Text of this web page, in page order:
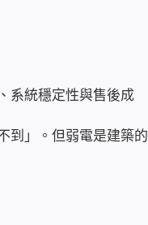
系統穩定性與售後成
到」。但弱電是建築的